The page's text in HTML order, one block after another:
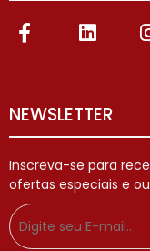
NEWSLETTER
Inscreva-se para
ofertas especiais e